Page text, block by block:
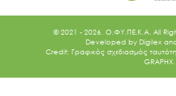
© 2021 - 2026. O.ΦΥ.ΠΕ.Κ.Α. All
Developed by Digilex
Credit: Γραφικός σχεδιασμός
GRAPHX.